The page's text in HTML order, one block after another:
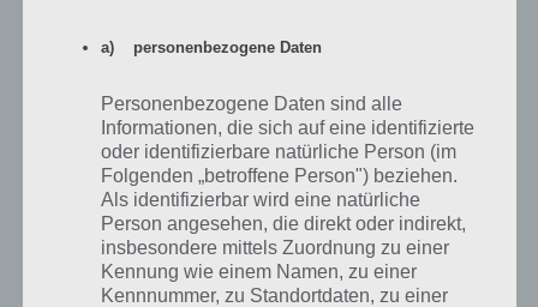
a) personenbezogene Daten
Personenbezogene Daten sind alle
Informationen, die sich auf eine identifizierte
oder identifizierbare natürliche Person (im
Folgenden „betroffene Person") beziehen.
Als identifizierbar wird eine natürliche
Person angesehen, die direkt oder indirekt,
insbesondere mittels Zuordnung zu einer
Kennung wie einem Namen, zu einer
Kennnummer, zu Standortdaten, zu einer